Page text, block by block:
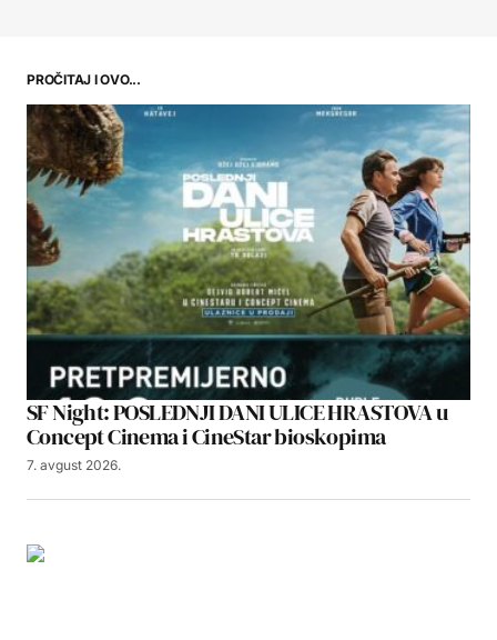
PROČITAJ I OVO...
SF Night: POSLEDNJI DANI ULICE HRASTOVA u
Concept Cinema i CineStar bioskopima
7. avgust 2026.